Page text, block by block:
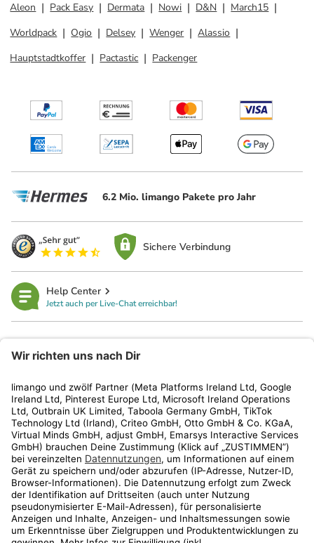
Aleon
Pack Easy Dermata Nowi D&N
March15
Worldpack
Ogio Delsey Wenger
Alassio
Hauptstadtkoffer
Pactastic Packenger
6.2 Mio. limango Pakete pro Jahr
Sichere Verbindung
Help Center
Jetzt auch per Live-Chat erreichbar!
Kundenservice
Shop
Aktionen
Travel